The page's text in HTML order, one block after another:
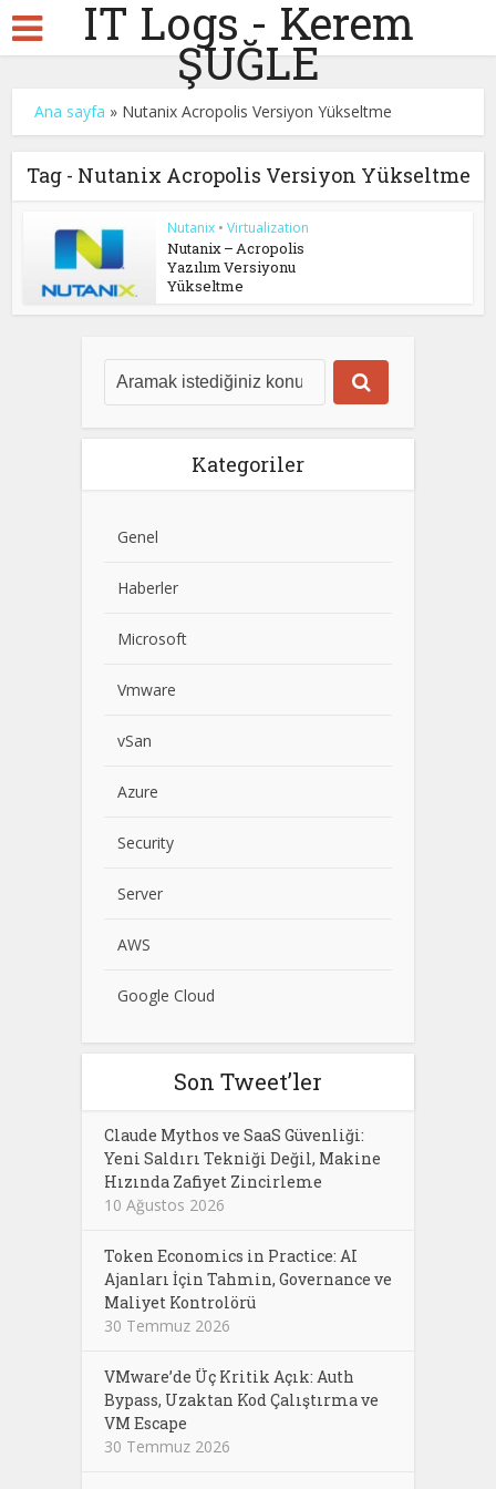
IT Logs - Kerem
ŞUĞLE
Ana sayfa » Nutanix Acropolis Versiyon Yükseltme
Tag - Nutanix Acropolis Versiyon Yükseltme
Nutanix • Virtualization
Nutanix – Acropolis
Yazılım Versiyonu
Yükseltme
Kategoriler
Genel
Haberler
Microsoft
Vmware
vSan
Azure
Security
Server
AWS
Google Cloud
Son Tweet’ler
Claude Mythos ve SaaS Güvenliği:
Yeni Saldırı Tekniği Değil, Makine
Hızında Zafiyet Zincirleme
10 Ağustos 2026
Token Economics in Practice: AI
Ajanları İçin Tahmin, Governance ve
Maliyet Kontrolörü
30 Temmuz 2026
VMware’de Üç Kritik Açık: Auth
Bypass, Uzaktan Kod Çalıştırma ve
VM Escape
30 Temmuz 2026